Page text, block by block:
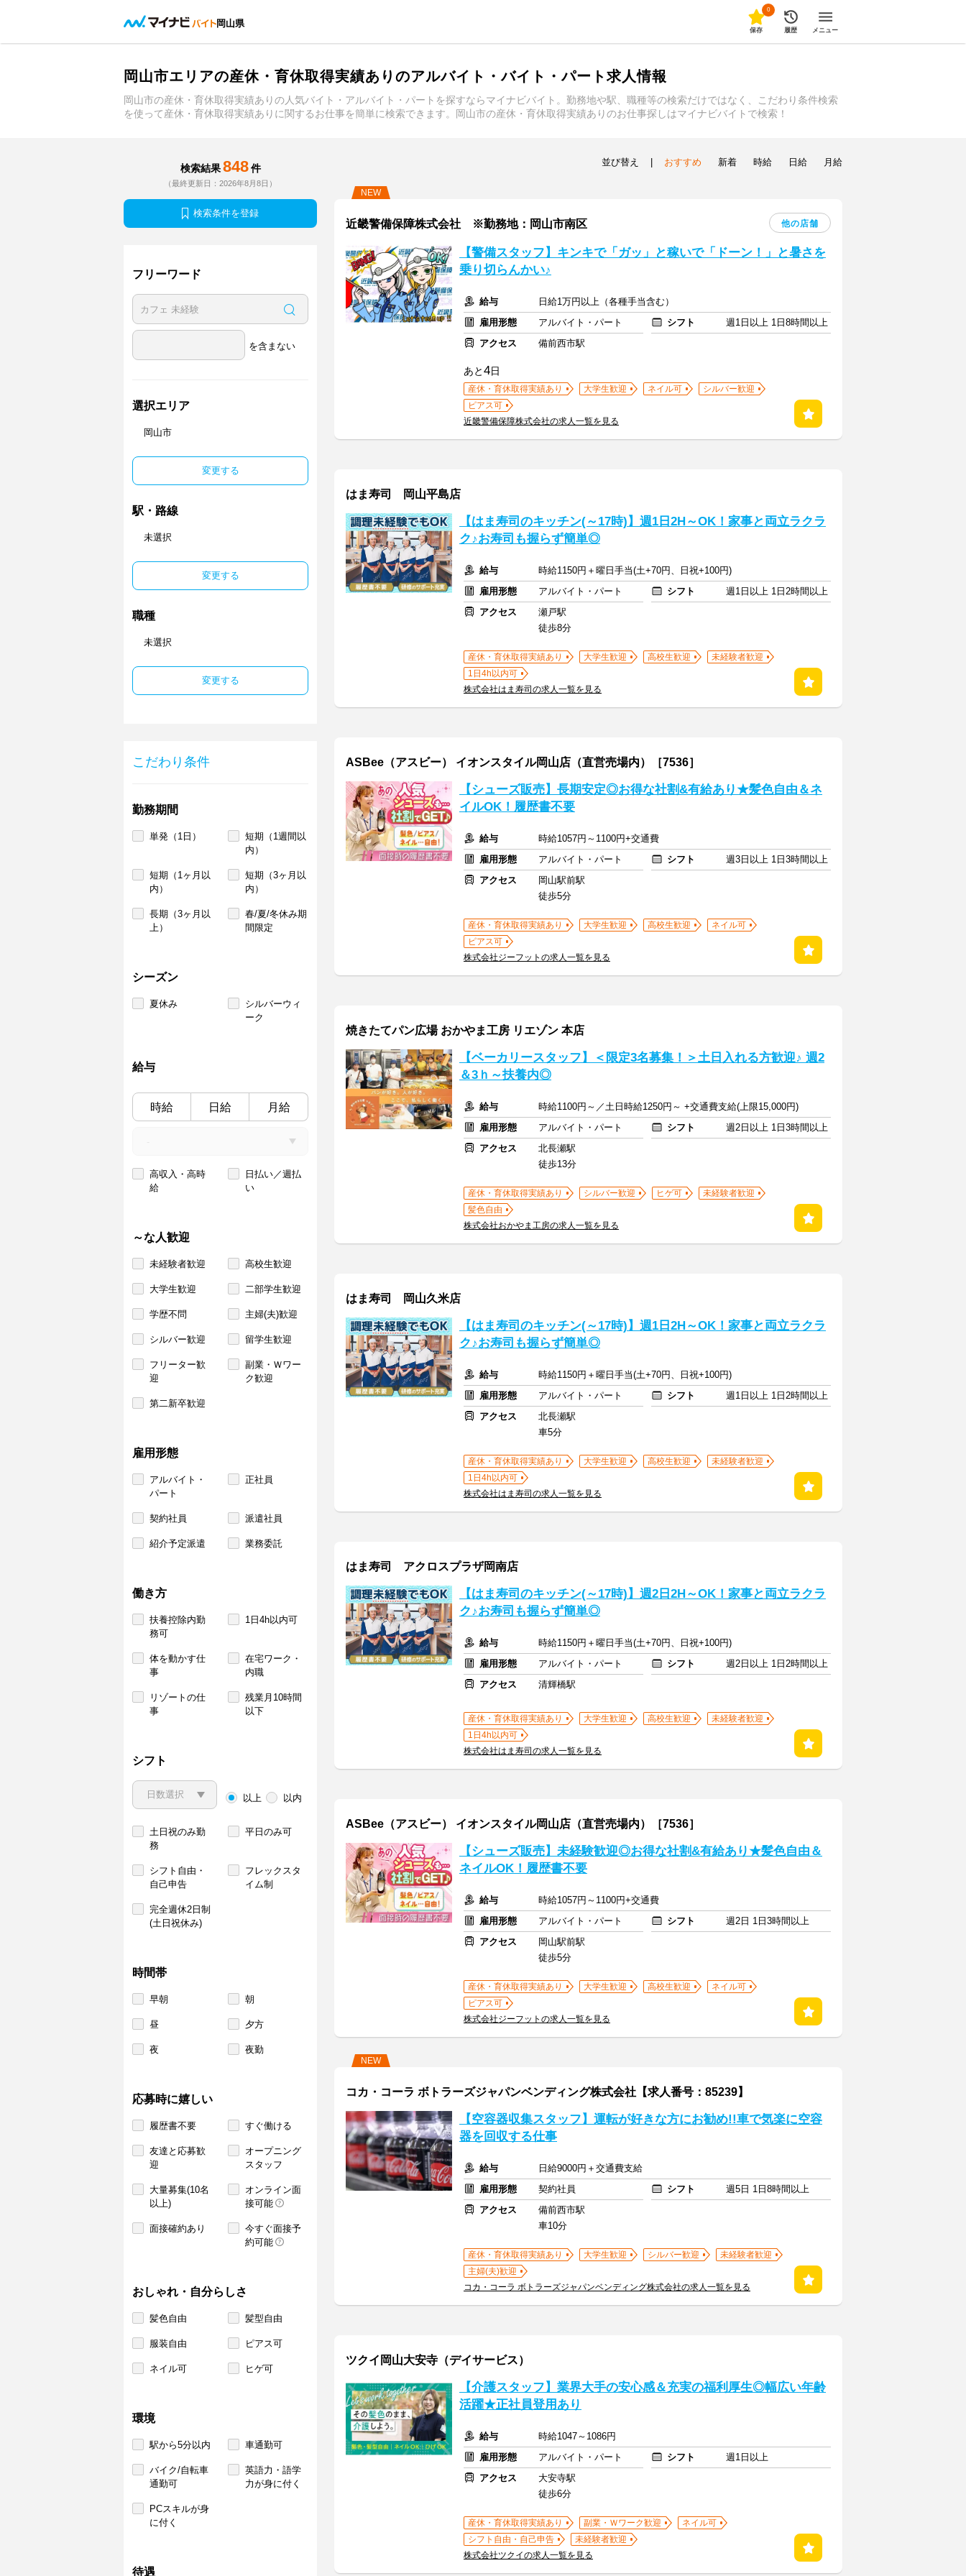
岡山県
0
保存 履歴 メニュー
岡山市エリアの産休・育休取得実績ありのアルバイト・バイト・パート求人情報
岡山市の産休・育休取得実績ありの人気バイト・アルバイト・パートを探すならマイナビバイト。勤務地や駅、職種等の検索だけではなく、こだわり条件検索
を使って産休・育休取得実績ありに関するお仕事を簡単に検索できます。岡山市の産休・育休取得実績ありのお仕事探しはマイナビバイトで検索！
検索結果 848 件
（最終更新日：2026年8月8日）
検索条件を登録
フリーワード
を含まない
選択エリア
岡山市
変更する
駅・路線
未選択
変更する
職種
未選択
変更する
こだわり条件
勤務期間
単発（1日）
短期（1週間以
内）
短期（1ヶ月以
内）
短期（3ヶ月以
内）
長期（3ヶ月以
上）
春/夏/冬休み期
間限定
シーズン
夏休み
シルバーウィ
ーク
給与
時給 日給 月給
高収入・高時
給
日払い／週払
い
～な人歓迎
未経験者歓迎 高校生歓迎
大学生歓迎 二部学生歓迎
学歴不問 主婦(夫)歓迎
シルバー歓迎 留学生歓迎
フリーター歓
迎
副業・Ｗワー
ク歓迎
第二新卒歓迎
雇用形態
アルバイト・
パート
正社員
契約社員 派遣社員
紹介予定派遣 業務委託
働き方
扶養控除内勤
務可
1日4h以内可
体を動かす仕
事
在宅ワーク・
内職
リゾートの仕
事
残業月10時間
以下
シフト
以上 以内
土日祝のみ勤
務
平日のみ可
シフト自由・
自己申告
フレックスタ
イム制
完全週休2日制
(土日祝休み)
時間帯
早朝 朝
昼 夕方
夜 夜勤
応募時に嬉しい
履歴書不要 すぐ働ける
友達と応募歓
迎
オープニング
スタッフ
大量募集(10名
以上)
オンライン面
接可能
面接確約あり
今すぐ面接予
約可能
おしゃれ・自分らしさ
髪色自由 髪型自由
服装自由 ピアス可
ネイル可 ヒゲ可
環境
駅から5分以内 車通勤可
バイク/自転車
通勤可
英語力・語学
力が身に付く
PCスキルが身
に付く
待遇
並び替え おすすめ 新着 時給 日給 月給
NEW
近畿警備保障株式会社 ※勤務地：岡山市南区 他の店舗
【警備スタッフ】キンキで「ガッ」と稼いで「ドーン！」と暑さを
乗り切らんかい♪
給与
日給1万円以上（各種手当含む）
雇用形態
アルバイト・パート シフト
週1日以上 1日8時間以上
アクセス
備前西市駅
あと4日
産休・育休取得実績あり 大学生歓迎 ネイル可
シルバー歓迎
ピアス可
近畿警備保障株式会社の求人一覧を見る
はま寿司 岡山平島店
【はま寿司のキッチン(～17時)】週1日2H～OK！家事と両立ラクラ
ク♪お寿司も握らず簡単◎
給与
時給1150円＋曜日手当(土+70円、日祝+100円)
雇用形態
アルバイト・パート シフト
週1日以上 1日2時間以上
アクセス
瀬戸駅
徒歩8分
産休・育休取得実績あり 大学生歓迎 高校生歓迎
未経験者歓迎
1日4h以内可
株式会社はま寿司の求人一覧を見る
ASBee（アスビー） イオンスタイル岡山店（直営売場内）［7536］
【シューズ販売】長期安定◎お得な社割&有給あり★髪色自由＆ネ
イルOK！履歴書不要
給与
時給1057円～1100円+交通費
雇用形態
アルバイト・パート シフト
週3日以上 1日3時間以上
アクセス
岡山駅前駅
徒歩5分
産休・育休取得実績あり 大学生歓迎 高校生歓迎
ネイル可
ピアス可
株式会社ジーフットの求人一覧を見る
焼きたてパン広場 おかやま工房 リエゾン 本店
【ベーカリースタッフ】＜限定3名募集！＞土日入れる方歓迎♪ 週2
＆3ｈ～扶養内◎
給与
時給1100円～／土日時給1250円～ +交通費支給(上限15,000円)
雇用形態
アルバイト・パート シフト
週2日以上 1日3時間以上
アクセス
北長瀬駅
徒歩13分
産休・育休取得実績あり シルバー歓迎 ヒゲ可
未経験者歓迎
髪色自由
株式会社おかやま工房の求人一覧を見る
はま寿司 岡山久米店
【はま寿司のキッチン(～17時)】週1日2H～OK！家事と両立ラクラ
ク♪お寿司も握らず簡単◎
給与
時給1150円＋曜日手当(土+70円、日祝+100円)
雇用形態
アルバイト・パート シフト
週1日以上 1日2時間以上
アクセス
北長瀬駅
車5分
産休・育休取得実績あり 大学生歓迎 高校生歓迎
未経験者歓迎
1日4h以内可
株式会社はま寿司の求人一覧を見る
はま寿司 アクロスプラザ岡南店
【はま寿司のキッチン(～17時)】週2日2H～OK！家事と両立ラクラ
ク♪お寿司も握らず簡単◎
給与
時給1150円＋曜日手当(土+70円、日祝+100円)
雇用形態
アルバイト・パート シフト
週2日以上 1日2時間以上
アクセス
清輝橋駅
産休・育休取得実績あり 大学生歓迎 高校生歓迎
未経験者歓迎
1日4h以内可
株式会社はま寿司の求人一覧を見る
ASBee（アスビー） イオンスタイル岡山店（直営売場内）［7536］
【シューズ販売】未経験歓迎◎お得な社割&有給あり★髪色自由＆
ネイルOK！履歴書不要
給与
時給1057円～1100円+交通費
雇用形態
アルバイト・パート シフト
週2日 1日3時間以上
アクセス
岡山駅前駅
徒歩5分
産休・育休取得実績あり 大学生歓迎 高校生歓迎
ネイル可
ピアス可
株式会社ジーフットの求人一覧を見る
NEW
コカ・コーラ ボトラーズジャパンベンディング株式会社【求人番号：85239】
【空容器収集スタッフ】運転が好きな方にお勧め!!車で気楽に空容
器を回収する仕事
給与
日給9000円＋交通費支給
雇用形態
契約社員 シフト
週5日 1日8時間以上
アクセス
備前西市駅
車10分
産休・育休取得実績あり 大学生歓迎 シルバー歓迎
未経験者歓迎
主婦(夫)歓迎
コカ・コーラ ボトラーズジャパンベンディング株式会社の求人一覧を見る
ツクイ岡山大安寺（デイサービス）
【介護スタッフ】業界大手の安心感＆充実の福利厚生◎幅広い年齢
活躍★正社員登用あり
給与
時給1047～1086円
雇用形態
アルバイト・パート シフト
週1日以上
アクセス
大安寺駅
徒歩6分
産休・育休取得実績あり 副業・Ｗワーク歓迎
ネイル可
シフト自由・自己申告
未経験者歓迎
株式会社ツクイの求人一覧を見る